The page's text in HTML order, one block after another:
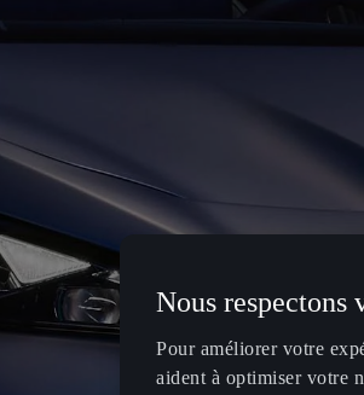
Nous respectons
Pour améliorer votre
aident à optimiser votre